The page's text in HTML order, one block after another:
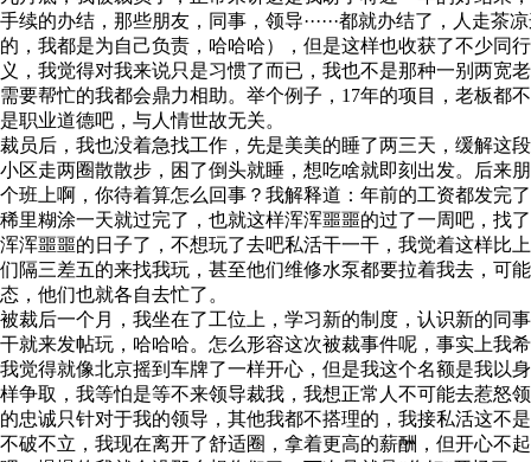
手续的办结，那些朋友，同事，领导······都就办结了，人走
的，我都是为自己负责，哈哈哈），但是这样也收获了不少同
义，我觉得对我来说只是习惯了而已，我也不是那种一别两宽
需要帮忙的我都会鼎力相助。举个例子，17年的项目，老板都
是职业道德吧，与人情世故无关。
裁员后，我也没着急找工作，先是美美的睡了两三天，缓解这
小区走两圈散散步，困了倒头就睡，想吃啥就即刻出发。后来
个班上啊，你待着算怎么回事？我解释道：年前的工资都发完
稀里糊涂一天就过完了，也就这样浑浑噩噩的过了一周吧，找
浑浑噩噩的日子了，不想玩了去吧私活干一干，我觉着这样比
们隔三差五的来找我玩，甚至他们维修水泵都要拉着我去，可
态，他们也就各自去忙了。
被裁后一个月，我坐在了工位上，学习新的制度，认识新的同
干就来发帖玩，哈哈哈。怎么形容这次被裁事件呢，事实上我
我觉得就像北京摇到车牌了一样开心，但是我这个名额是我以
样争取，我等怕是等不来领导裁我，我想正常人不可能去惹怒
的忠诚只针对于我的领导，其他我都不搭理的，我接私活这不
不破不立，我现在离开了舒适圈，拿着更高的薪酬，但开心不